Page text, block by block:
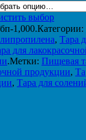
выбор
1,000.Категории:
, Тара
для
.Метки: Пищевая
продукции,
, Тара для